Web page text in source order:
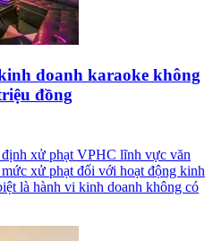
doanh karaoke không
đồng
xử phạt VPHC lĩnh vực văn
xử phạt đối với hoạt động kinh
là hành vi kinh doanh không có